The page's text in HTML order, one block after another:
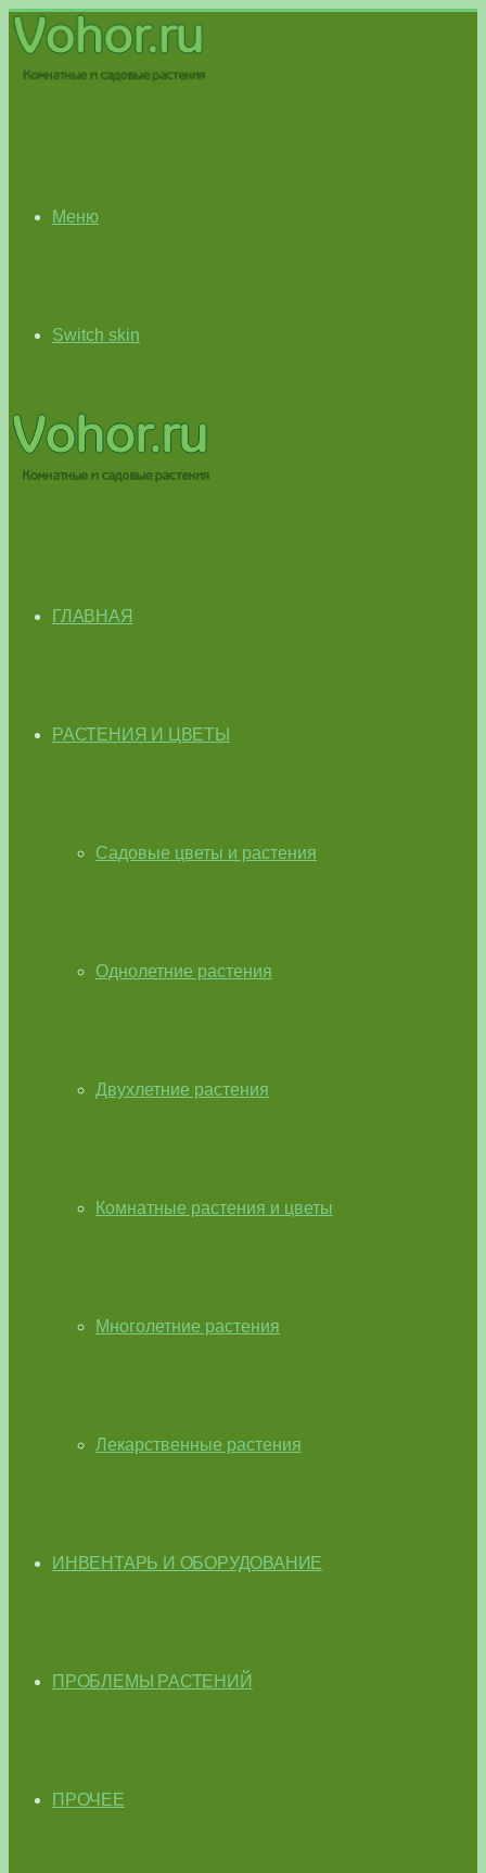
Меню
Switch skin
ГЛАВНАЯ
РАСТЕНИЯ И ЦВЕТЫ
Садовые цветы и растения
Однолетние растения
Двухлетние растения
Комнатные растения и цветы
Многолетние растения
Лекарственные растения
ИНВЕНТАРЬ И ОБОРУДОВАНИЕ
ПРОБЛЕМЫ РАСТЕНИЙ
ПРОЧЕЕ